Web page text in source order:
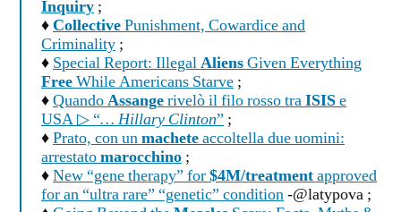
Inquiry ;
♦CollectivePunishment, Cowardice and
Criminality ;
♦ Special Report: IllegalAliensGiven Everything
FreeWhile Americans Starve ;
♦QuandoAssangerivelò il filo rosso traISISe
USA ▷ “… Hillary Clinton” ;
♦Prato, con unmacheteaccoltella due uomini:
arrestatomarocchino ;
♦New “gene therapy” for$4M/treatmentapproved
for an “ultra rare” “genetic” condition-@latypova ;